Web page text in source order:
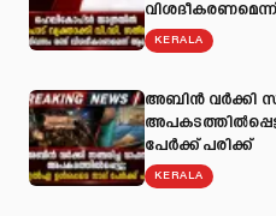
KERALA
അബിന്‍ വര്‍ക്കി
പേര്‍ക്ക് പരിക്ക്
KERALA